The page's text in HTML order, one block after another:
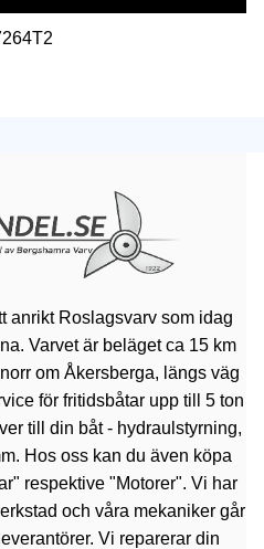
anrikt Roslagsvarv som idag
Varvet är beläget ca 15 km
om Åkersberga, längs väg
för fritidsbåtar upp till 5 ton
till din båt - hydraulstyrning,
Hos oss kan du även köpa
respektive "Motorer". Vi har
och våra mekaniker går
Vi reparerar din